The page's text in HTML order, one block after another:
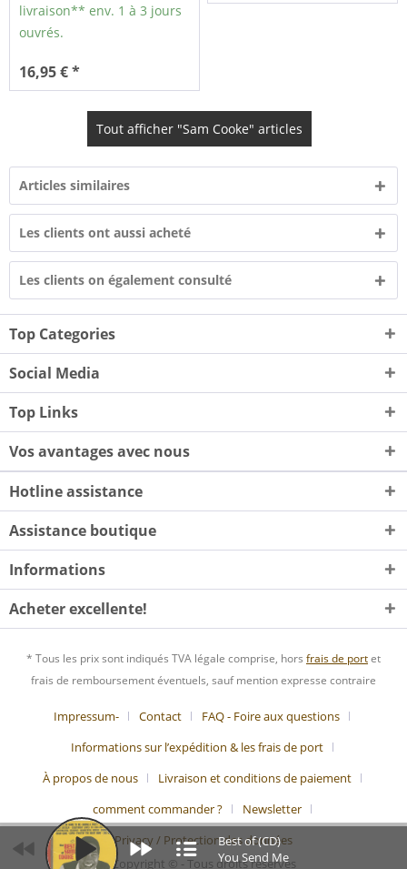
livraison** env. 1 à 3 jours
ouvrés.
16,95 € *
Tout afficher "Sam Cooke" articles
Articles similaires
Les clients ont aussi acheté
Les clients on également consulté
Top Categories
Social Media
Top Links
Vos avantages avec nous
Hotline assistance
Assistance boutique
Informations
Acheter excellente!
* Tous les prix sont indiqués TVA légale comprise, hors frais de portet
frais de remboursement éventuels, sauf mention expresse contraire
Impressum- Contact
FAQ - Foire aux questions
Informations sur l’expédition & les frais de port
À propos de nous
Livraison et conditions de paiement
comment commander ?
Newsletter
Privacy / Protection des données
Copyright © - Tous droits réservés
Best of (CD)
You Send Me